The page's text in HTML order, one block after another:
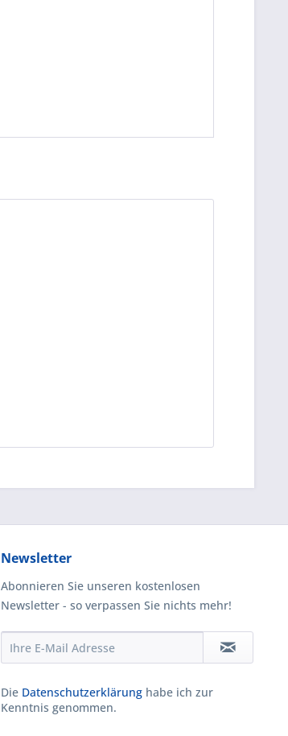
Newsletter
Abonnieren Sie unseren kostenlosen
Newsletter - so verpassen Sie nichts mehr!
Die Datenschutzerklärung habe ich zur
Kenntnis genommen.